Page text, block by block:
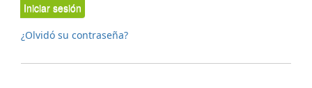
Iniciar sesión
¿Olvidó su contraseña?